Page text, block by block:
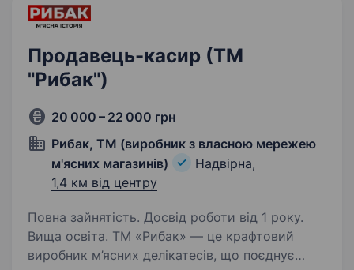
Продавець-касир (ТМ
"Рибак")
20 000 – 22 000 грн
Рибак, ТМ (виробник з власною мережею
м'ясних магазинів)
Надвірна,
1,4 км від центру
Повна зайнятість. Досвід роботи від 1 року.
Вища освіта. ТМ «Рибак» — це крафтовий
виробник м’ясних делікатесів, що поєднує